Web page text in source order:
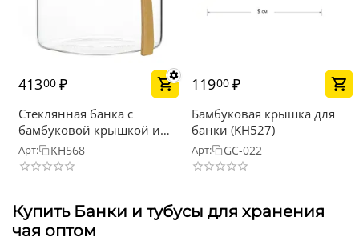
41300 ₽
Стеклянная банка с
бамбуковой крышкой и
бамбуковой ложкой, 850
мл
Арт: KH568
11900 ₽
Бамбуковая крышка для
банки (KH527)
Арт: GC-022
Купить Банки и тубусы для хранения
чая оптом